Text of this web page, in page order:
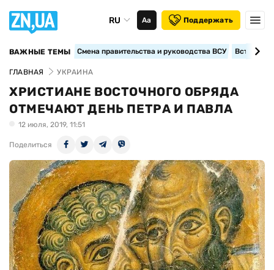
RU Аа Поддержать
ВАЖНЫЕ ТЕМЫ Смена правительства и руководства ВСУ
ГЛАВНАЯ УКРАИНА
ХРИСТИАНЕ ВОСТОЧНОГО ОБРЯДА
ОТМЕЧАЮТ ДЕНЬ ПЕТРА И ПАВЛА
12 июля, 2019, 11:51
Поделиться